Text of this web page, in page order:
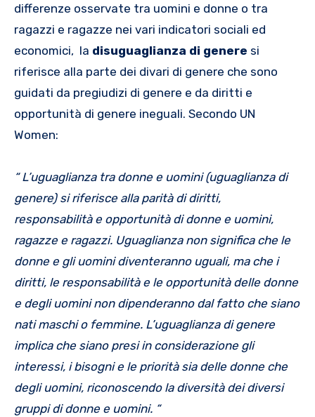
differenze osservate tra uomini e donne o tra
ragazzi e ragazze nei vari indicatori sociali ed
economici, la disuguaglianza di genere si
riferisce alla parte dei divari di genere che sono
guidati da pregiudizi di genere e da diritti e
opportunità di genere ineguali. Secondo UN
Women:
“ L’uguaglianza tra donne e uomini (uguaglianza di
genere) si riferisce alla parità di diritti,
responsabilità e opportunità di donne e uomini,
ragazze e ragazzi. Uguaglianza non significa che le
donne e gli uomini diventeranno uguali, ma che i
diritti, le responsabilità e le opportunità delle donne
e degli uomini non dipenderanno dal fatto che siano
nati maschi o femmine. L’uguaglianza di genere
implica che siano presi in considerazione gli
interessi, i bisogni e le priorità sia delle donne che
degli uomini, riconoscendo la diversità dei diversi
gruppi di donne e uomini. “